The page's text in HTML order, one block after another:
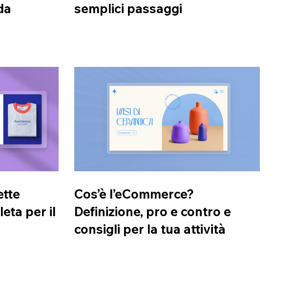
semplici passaggi
per il
Cos’è l’eCommerce?
Definizione, pro e contro e
consigli per la tua attività